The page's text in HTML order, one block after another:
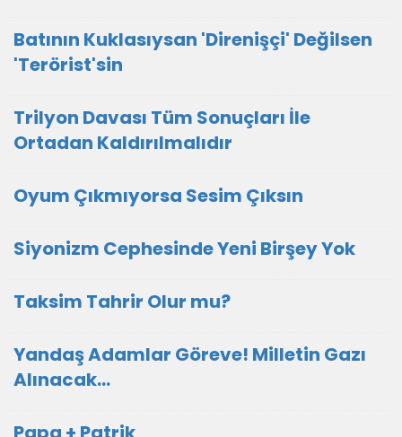
Batının Kuklasıysan 'Direnişçi' Değilsen
'Terörist'sin
Trilyon Davası Tüm Sonuçları İle
Ortadan Kaldırılmalıdır
Oyum Çıkmıyorsa Sesim Çıksın
Siyonizm Cephesinde Yeni Birşey Yok
Taksim Tahrir Olur mu?
Yandaş Adamlar Göreve! Milletin Gazı
Alınacak...